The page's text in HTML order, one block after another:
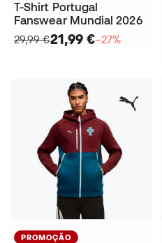
T-Shirt Portugal
Fanswear Mundial 2026
29,99 €21,99 €−27%
PROMOÇÃO